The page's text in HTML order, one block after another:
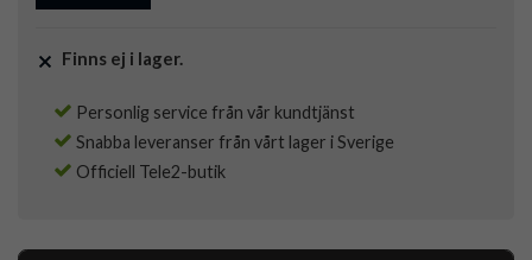
Finns ej i lager.
Personlig service från vår kundtjänst
Snabba leveranser från vårt lager i Sverige
Officiell Tele2-butik